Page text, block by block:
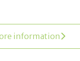
information